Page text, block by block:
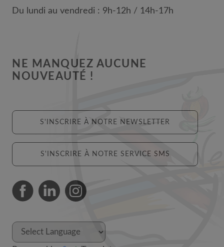
Du lundi au vendredi : 9h-12h / 14h-17h
NE MANQUEZ AUCUNE
NOUVEAUTÉ !
S'INSCRIRE À NOTRE NEWSLETTER
S'INSCRIRE À NOTRE SERVICE SMS